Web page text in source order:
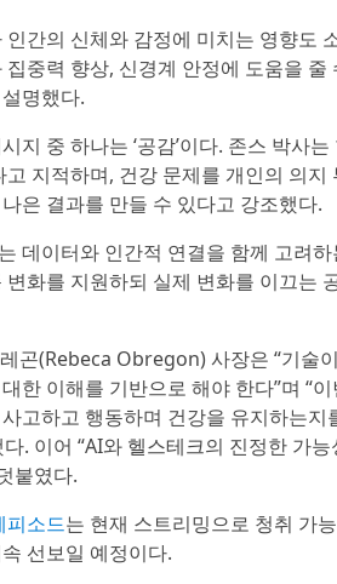
간의 신체와 감정에 미치는 영향도
중력 향상, 신경계 안정에 도움을
명했다.
지 중 하나는 ‘공감’이다. 존스 박사
지적하며, 건강 문제를 개인의 의
은 결과를 만들 수 있다고 강조했다.
데이터와 인간적 연결을 함께 고려
화를 지원하되 실제 변화를 이끄는
곤(Rebeca Obregon) 사장은 “기술
한 이해를 기반으로 해야 한다”며 “
고하고 행동하며 건강을 유지하는
. 이어 “AI와 헬스테크의 진정한 가
붙였다.
피소드는 현재 스트리밍으로 청취 가
선보일 예정이다.